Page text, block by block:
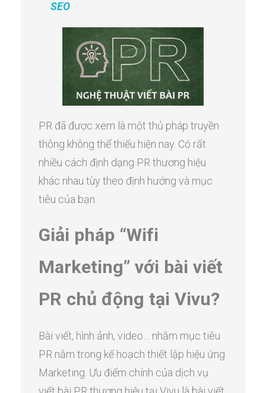
SEO
PR đã được xem là một thủ pháp truyền
thông không thể thiếu hiện nay. Có rất
nhiều cách định dạng PR thương hiệu
khác nhau tùy theo định hướng và mục
tiêu của bạn.
Giải pháp “Wifi
Marketing” với bài viết
PR chủ động tại Vivu?
Bài viết, hình ảnh, video… nhằm mục tiêu
PR nằm trong kế hoạch thiết lập hiệu ứng
Marketing. Ưu điểm chính của dịch vụ